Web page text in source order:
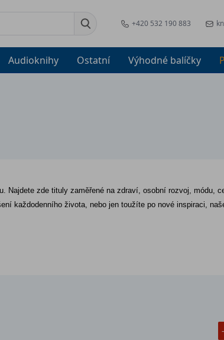
+420 532 190 883
Audioknihy Ostatní Výhodné balíčky
zde tituly zaměřené na zdraví, osobní rozvoj, módu,
každodenního života, nebo jen toužíte po nové inspiraci,